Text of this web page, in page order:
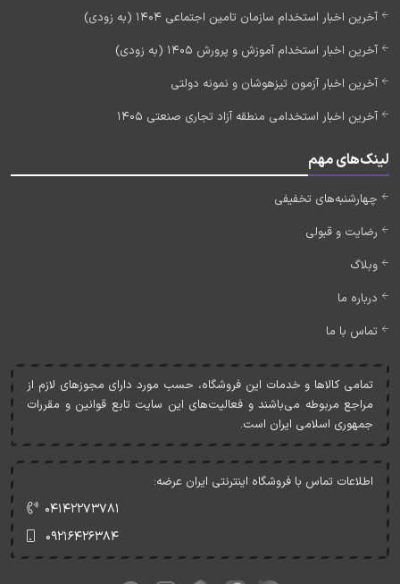
آخرین اخبار استخدام سازمان تامین اجتماعی 1404 (به زودی)
آخرین اخبار استخدام آموزش و پرورش 1405 (به زودی)
آخرین اخبار آزمون تیزهوشان و نمونه دولتی
آخرین اخبار استخدامی منطقه آزاد تجاری صنعتی 1405
لینک‌های مهم
چهارشنبه‌های تخفیفی
رضایت و قبولی
وبلاگ
درباره ما
تماس با ما
تمامی کالاها و خدمات اين فروشگاه، حسب مورد دارای مجوزهای لازم از
مراجع مربوطه می‌باشند و فعاليت‌های اين سايت تابع قوانين و مقررات
جمهوری اسلامی ايران است.
اطلاعات تماس با فروشگاه اینترنتی ایران عرضه:
۰۴۱۴۲۲۷۳۷۸۱
۰۹۲۱۶۴۲۶۳۸۴